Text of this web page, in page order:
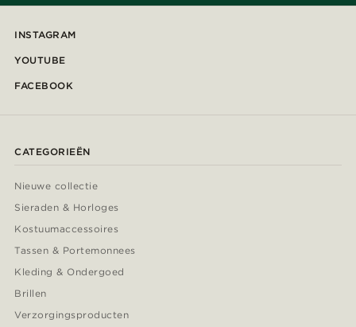
INSTAGRAM
YOUTUBE
FACEBOOK
CATEGORIEËN
Nieuwe collectie
Sieraden & Horloges
Kostuumaccessoires
Tassen & Portemonnees
Kleding & Ondergoed
Brillen
Verzorgingsproducten